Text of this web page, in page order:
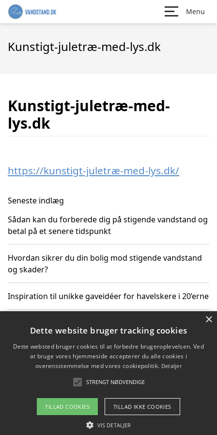
Menu
Kunstigt-juletræ-med-lys.dk
Kunstigt-juletræ-med-
lys.dk
https://kunstigt-juletræ-med-lys.dk/
Seneste indlæg
Sådan kan du forberede dig på stigende vandstand og
betal på et senere tidspunkt
Hvordan sikrer du din bolig mod stigende vandstand
og skader?
Inspiration til unikke gaveidéer for havelskere i 20’erne
dyrearter i Danmark
Sådan vælger du de bedste vandrerygsække til
Copyright 2026 - Pilanto Aps
Om / kontakt
×
Dette website bruger tracking cookies
Dette websted bruger cookies til at forbedre brugeroplevelsen. Ved
at bruge vores hjemmeside accepterer du alle cookies i
overensstemmelse med vores cookiepolitik. Detaljer
STRENGT NØDVENDIGE
TILLAD COOKIES TILLAD IKKE COOKIES
VIS DETALJER